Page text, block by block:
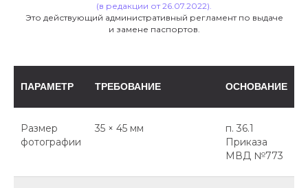
(в редакции от 26.07.2022).
Это действующий административный регламент по выдаче
и замене паспортов.
ПАРАМЕТР ТРЕБОВАНИЕ ОСНОВАНИЕ
Размер
фотографии
35 × 45 мм
п. 36.1
Приказа
МВД №773